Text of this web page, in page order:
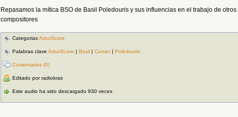
Repasamos la mítica BSO de Basil Poledouris y sus influencias en el trabajo de otros
compositores
CategoriasAsturScore
Palabras clave AsturScore | Basil | Conan | Poledouris
Comentarios (0)
Editado por radiokras
Este audio ha sido descargado 930 veces